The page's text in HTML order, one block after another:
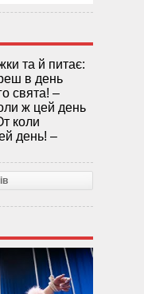
та й питає:
в день
свята! –
ж цей день
коли
день! –